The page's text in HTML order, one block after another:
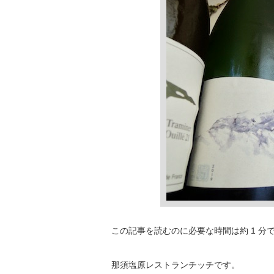
この記事を読むのに必要な時間は約 1 分
那須塩原レストランチッチです。